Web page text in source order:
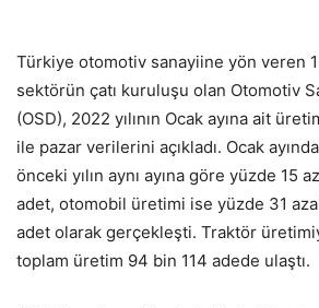
Türkiye otomotiv sanayiine yön veren
sektörün çatı kuruluşu olan Otomotiv
(OSD), 2022 yılının Ocak ayına ait
ile pazar verilerini açıkladı. Ocak
önceki yılın aynı ayına göre yüzde 15
adet, otomobil üretimi ise yüzde 31
adet olarak gerçekleşti. Traktör
toplam üretim 94 bin 114 adede ulaştı.